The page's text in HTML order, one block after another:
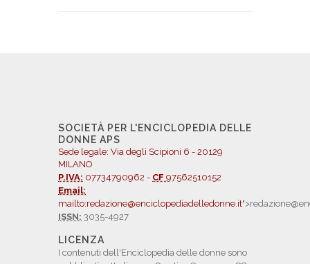
SOCIETÀ PER L'ENCICLOPEDIA DELLE
DONNE APS
Sede legale: Via degli Scipioni 6 - 20129
MILANO
P.IVA: 07734790962 - CF 97562510152
Email:
mailto:redazione@enciclopediadelledonne.it
ISSN: 3035-4927
LICENZA
I contenuti dell'Enciclopedia delle donne sono